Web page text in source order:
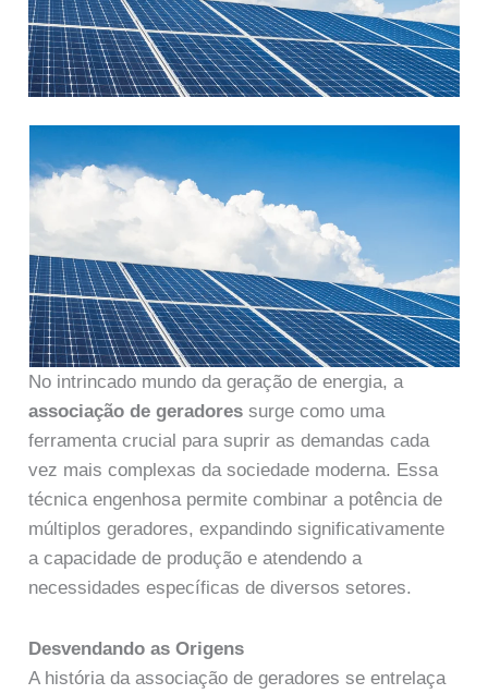
No intrincado mundo da geração de energia, a
associação de geradores surge como uma
ferramenta crucial para suprir as demandas cada
vez mais complexas da sociedade moderna. Essa
técnica engenhosa permite combinar a potência de
múltiplos geradores, expandindo significativamente
a capacidade de produção e atendendo a
necessidades específicas de diversos setores.
Desvendando as Origens
A história da associação de geradores se entrelaça